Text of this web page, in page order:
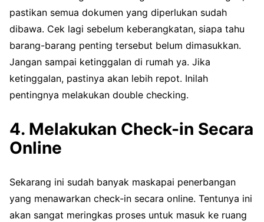
pastikan semua dokumen yang diperlukan sudah
dibawa. Cek lagi sebelum keberangkatan, siapa tahu
barang-barang penting tersebut belum dimasukkan.
Jangan sampai ketinggalan di rumah ya. Jika
ketinggalan, pastinya akan lebih repot. Inilah
pentingnya melakukan double checking.
4. Melakukan Check-in Secara
Online
Sekarang ini sudah banyak maskapai penerbangan
yang menawarkan check-in secara online. Tentunya ini
akan sangat meringkas proses untuk masuk ke ruang